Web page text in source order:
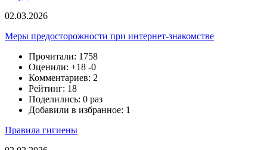
02.03.2026
Меры предосторожности при интернет-знакомстве
Прочитали: 1758
Оценили: +18 -0
Комментариев: 2
Рейтинг: 18
Поделились: 0 раз
Добавили в избранное: 1
Правила гигиены